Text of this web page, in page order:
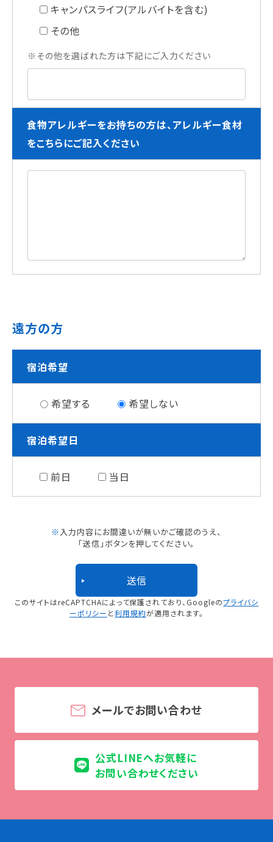
キャンパスライフ(アルバイトを含む)
その他
※その他を選ばれた方は下記にご入力ください
食物アレルギーをお持ちの方は、アレルギー食材
をこちらにご記入ください
遠方の方
宿泊希望
希望する 希望しない
宿泊希望日
前日 当日
※ 入力内容にお間違いが無いかご確認のうえ、
「送信」ボタンを押してください。
このサイトはreCAPTCHAによって保護されており、 Googleのプライバシ
ーポリシー と利用規約が適用されます。
メールでお問い合わせ
公式LINEへお気軽に
お問い合わせください